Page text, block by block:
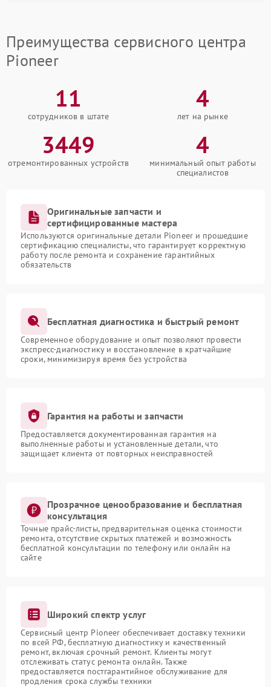
Преимущества сервисного центра
Pioneer
11
сотрудников в штате
4
лет на рынке
3449
отремонтированных устройств
4
минимальный опыт работы
специалистов
Оригинальные запчасти и
сертифицированные мастера
Используются оригинальные детали Pioneer и прошедшие
сертификацию специалисты, что гарантирует корректную
работу после ремонта и сохранение гарантийных
обязательств
Бесплатная диагностика и быстрый ремонт
Современное оборудование и опыт позволяют провести
экспресс-диагностику и восстановление в кратчайшие
сроки, минимизируя время без устройства
Гарантия на работы и запчасти
Предоставляется документированная гарантия на
выполненные работы и установленные детали, что
защищает клиента от повторных неисправностей
Прозрачное ценообразование и бесплатная
консультация
Точные прайс-листы, предварительная оценка стоимости
ремонта, отсутствие скрытых платежей и возможность
бесплатной консультации по телефону или онлайн на
сайте
Широкий спектр услуг
Сервисный центр Pioneer обеспечивает доставку техники
по всей РФ, бесплатную диагностику и качественный
ремонт, включая срочный ремонт. Клиенты могут
отслеживать статус ремонта онлайн. Также
предоставляется постгарантийное обслуживание для
продления срока службы техники